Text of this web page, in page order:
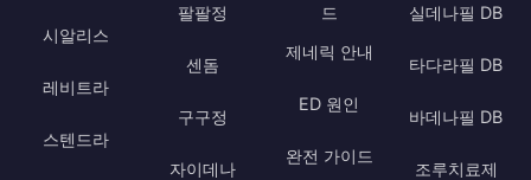
시알리스
레비트라
스텐드라
팔팔정
센돔
구구정
자이데나
드
제네릭 안내
ED 원인
완전 가이드
실데나필 DB
타다라필 DB
바데나필 DB
조루치료제